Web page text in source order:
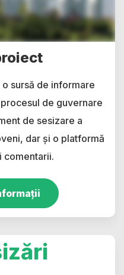
sursă de informare
de guvernare
de sesizare a
dar și o platformă
comentarii.